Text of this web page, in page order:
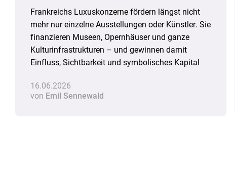
Frankreichs Luxuskonzerne fördern längst nicht
mehr nur einzelne Ausstellungen oder Künstler. Sie
finanzieren Museen, Opernhäuser und ganze
Kulturinfrastrukturen – und gewinnen damit
Einfluss, Sichtbarkeit und symbolisches Kapital
16.06.2026
von Emil Sennewald